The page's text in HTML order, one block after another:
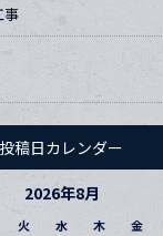
事
投稿日カレンダー
2026年8月
火 水 木 金